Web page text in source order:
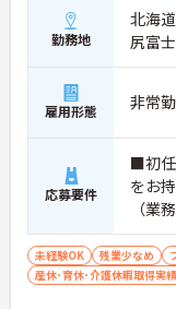
勤務地
北海
尻富
雇用形態 非常
応募要件
■初任
をお
（業
ンク可
未経験OK 残業少なめ
産休･育休･介護休暇取得実